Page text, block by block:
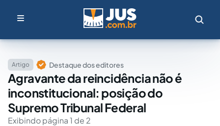
Artigo Destaque dos editores
Agravante da reincidência não é
inconstitucional: posição do
Supremo Tribunal Federal
Exibindo página 1 de 2